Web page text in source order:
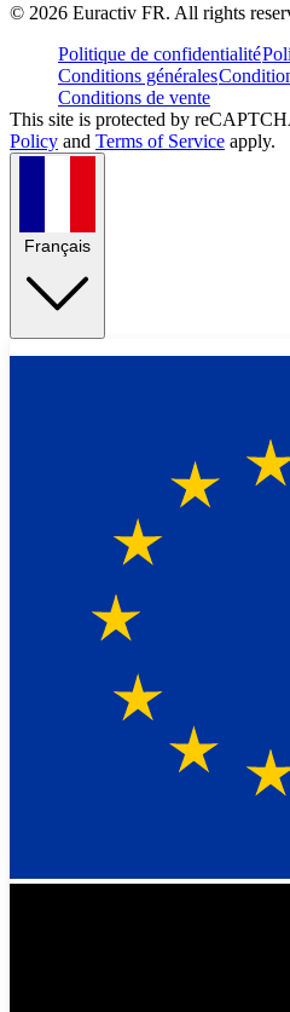
© 2026 Euractiv FR. All rights
Politique de confidentialité
Conditions générales
Conditions de vente
This site is protected by
Policy and Terms of Service apply.
Français